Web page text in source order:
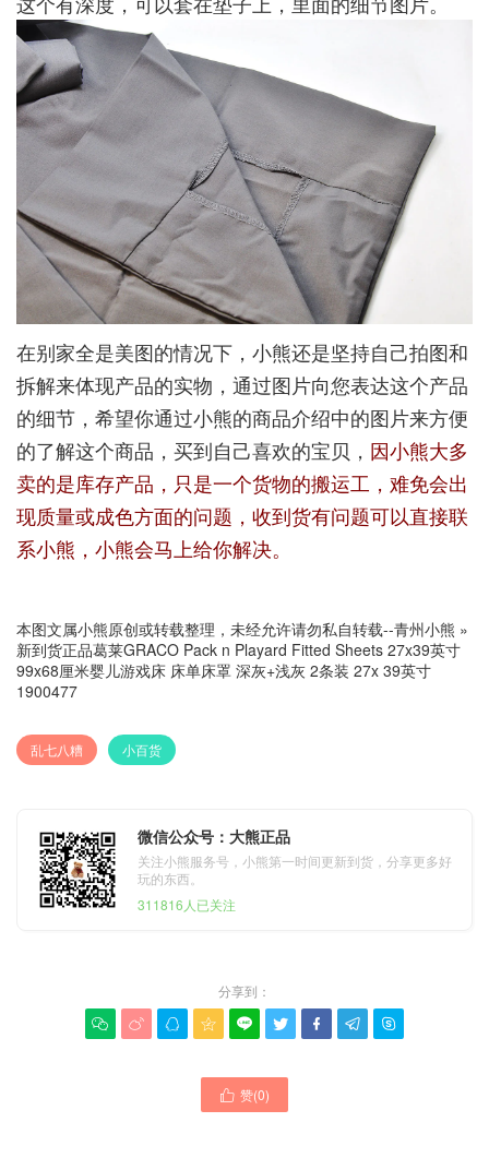
在别家全是美图的情况下，小熊还是坚持自己拍图和
拆解来体现产品的实物，通过图片向您表达这个产品
的细节，希望你通过小熊的商品介绍中的图片来方便
的了解这个商品，买到自己喜欢的宝贝， 因小熊大多
卖的是库存产品，只是一个货物的搬运工，难免会出
现质量或成色方面的问题，收到货有问题可以直接联
系小熊，小熊会马上给你解决。
本图文属小熊原创或转载整理，未经允许请勿私自转载--青州小熊 »
新到货正品葛莱GRACO Pack n Playard Fitted Sheets 27x39英寸
99x68厘米婴儿游戏床 床单床罩 深灰+浅灰 2条装 27x 39英寸
1900477
乱七八糟 小百货
微信公众号：大熊正品
关注小熊服务号，小熊第一时间更新到货，分享更多好
玩的东西。
311816人已关注
分享到：
        
 赞(0)